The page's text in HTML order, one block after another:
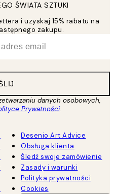
ŚWIATA SZTUKI
i uzyskaj 15% rabatu na
zakupu.
danych osobowych,
Prywatności.
Desenio Art Advice
Obsługa klienta
Śledź swoje zamówienie
Zasady i warunki
Polityka prywatności
Cookies